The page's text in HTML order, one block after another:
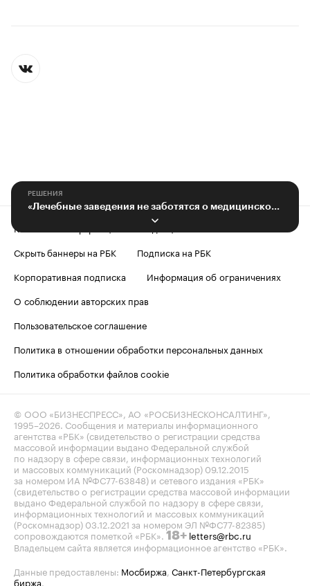
РЕШЕНИЯ
«Лечебные заведения не заботятся о медицинском менеджменте».
Контактная информация
Скрыть баннеры на РБК
Подписка на РБК
Корпоративная подписка
Информация об ограничениях
О соблюдении авторских прав
Пользовательское соглашение
Политика в отношении обработки персональных данных
Политика обработки файлов cookie
© ООО «БИЗНЕСПРЕСС», АО «РОСБИЗНЕСКОНСАЛТИНГ»,
1995–2026. Сообщения и материалы информационного
агентства «РБК» (свидетельство о регистрации средства
массовой информации выдано Федеральной службой
по надзору в сфере связи, информационных технологий
и массовых коммуникаций (Роскомнадзор) 09.12.2015
за номером ИА №ФС77-63848) и сетевого издания «РБК»
(свидетельство о регистрации средства массовой информации
выдано Федеральной службой по надзору в сфере связи,
информационных технологий и массовых коммуникаций
(Роскомнадзор) 03.12.2021 за номером ЭЛ №ФС77-82385)
сопровождаются пометкой «РБК». 18+ letters@rbc.ru
Владельцем сайта является информационное агентство «РБК».
Данные предоставлены: Мосбиржа, Санкт-Петербургская
биржа.